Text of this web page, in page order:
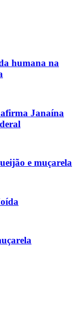
humana na
Janaína
e muçarela